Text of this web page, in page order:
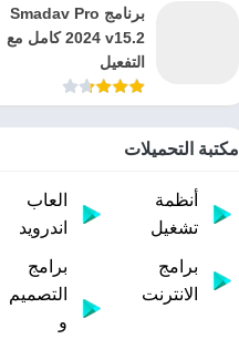
برنامج Smadav Pro
2024 v15.2 كامل مع
التفعيل
مكتبة التحميلات
أنظمة
تشغيل
العاب
اندرويد
برامج
الانترنت
برامج
التصميم
و